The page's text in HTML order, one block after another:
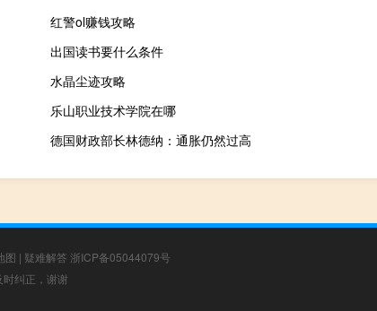
红警ol赚钱攻略
出国读书要什么条件
水晶尘迹攻略
乐山职业技术学院在哪
德国财政部长林德纳：通胀仍然过高
图 | 疑难解答 浙ICP备05044079号
纠正，谢谢